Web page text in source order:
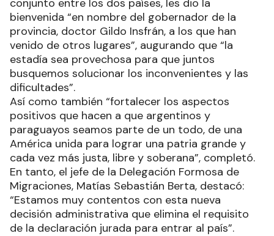
bienvenida “en nombre del gobernador de la
provincia, doctor Gildo Insfrán, a los que han
venido de otros lugares”, augurando que “la
estadía sea provechosa para que juntos
busquemos solucionar los inconvenientes y las
dificultades”.
Así como también “fortalecer los aspectos
positivos que hacen a que argentinos y
paraguayos seamos parte de un todo, de una
América unida para lograr una patria grande y
cada vez más justa, libre y soberana”, completó.
En tanto, el jefe de la Delegación Formosa de
Migraciones, Matías Sebastián Berta, destacó:
“Estamos muy contentos con esta nueva
decisión administrativa que elimina el requisito
de la declaración jurada para entrar al país”.